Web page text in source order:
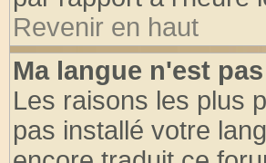
Revenir en haut
Ma langue n'est
Les raisons les plus
pas installé votre